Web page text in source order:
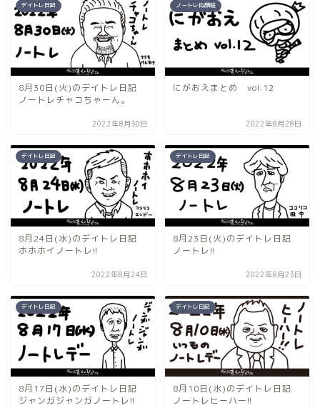
デイトレ日記
8月30日(火)のデイトレ日記
ノートレチャコちゃーん。
2022年8月30日
ノートレ似顔絵
にがおえまとめ vol.12
2022年8月28日
デイトレ日記
8月24日(水)のデイトレ日記
ホホホイノートレ!!
2022年8月24日
デイトレ日記
8月23日(火)のデイトレ日記
ノートレ!!
2022年8月23日
デイトレ日記
8月17日(水)のデイトレ日記
ジャンガジャンガノートレ!!
デイトレ日記
8月10日(水)のデイトレ日記
ノートレヒーハー!!